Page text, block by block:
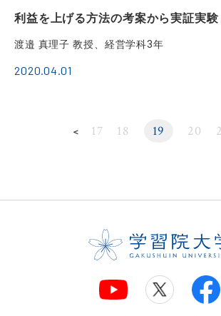
利益を上げる方法の考案から実証実験
渡邉 真理子 教授、経営学科3年
2020.04.01
＜ 17 18 19 20